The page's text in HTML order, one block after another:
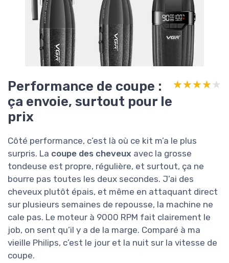
Performance de coupe :
ça envoie, surtout pour le
prix
★★★★★
★★★★★
Côté performance, c’est là où ce kit m’a le plus
surpris. La coupe des cheveux avec la grosse
tondeuse est propre, régulière, et surtout, ça ne
bourre pas toutes les deux secondes. J’ai des
cheveux plutôt épais, et même en attaquant direct
sur plusieurs semaines de repousse, la machine ne
cale pas. Le moteur à 9000 RPM fait clairement le
job, on sent qu’il y a de la marge. Comparé à ma
vieille Philips, c’est le jour et la nuit sur la vitesse de
coupe.